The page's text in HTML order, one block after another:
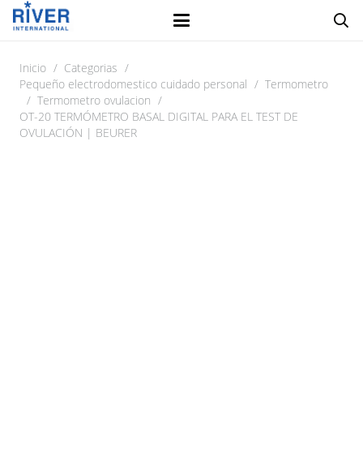
Inicio / Categorias /
Pequeño electrodomestico cuidado personal / Termometro
/ Termometro ovulacion /
OT-20 TERMÓMETRO BASAL DIGITAL PARA EL TEST DE
OVULACIÓN | BEURER